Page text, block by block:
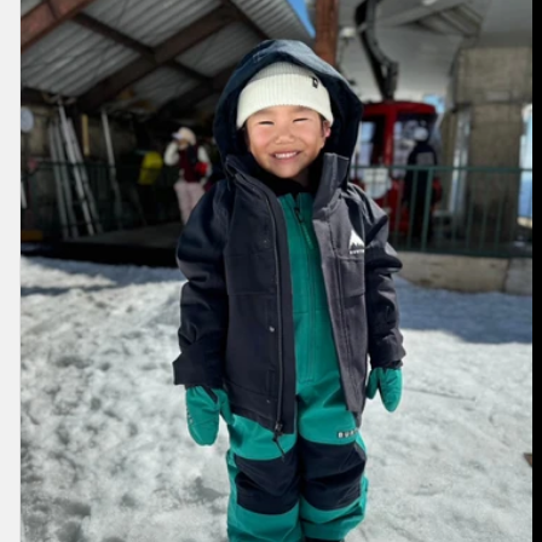
2L
Jacke
für
Kleinkinder